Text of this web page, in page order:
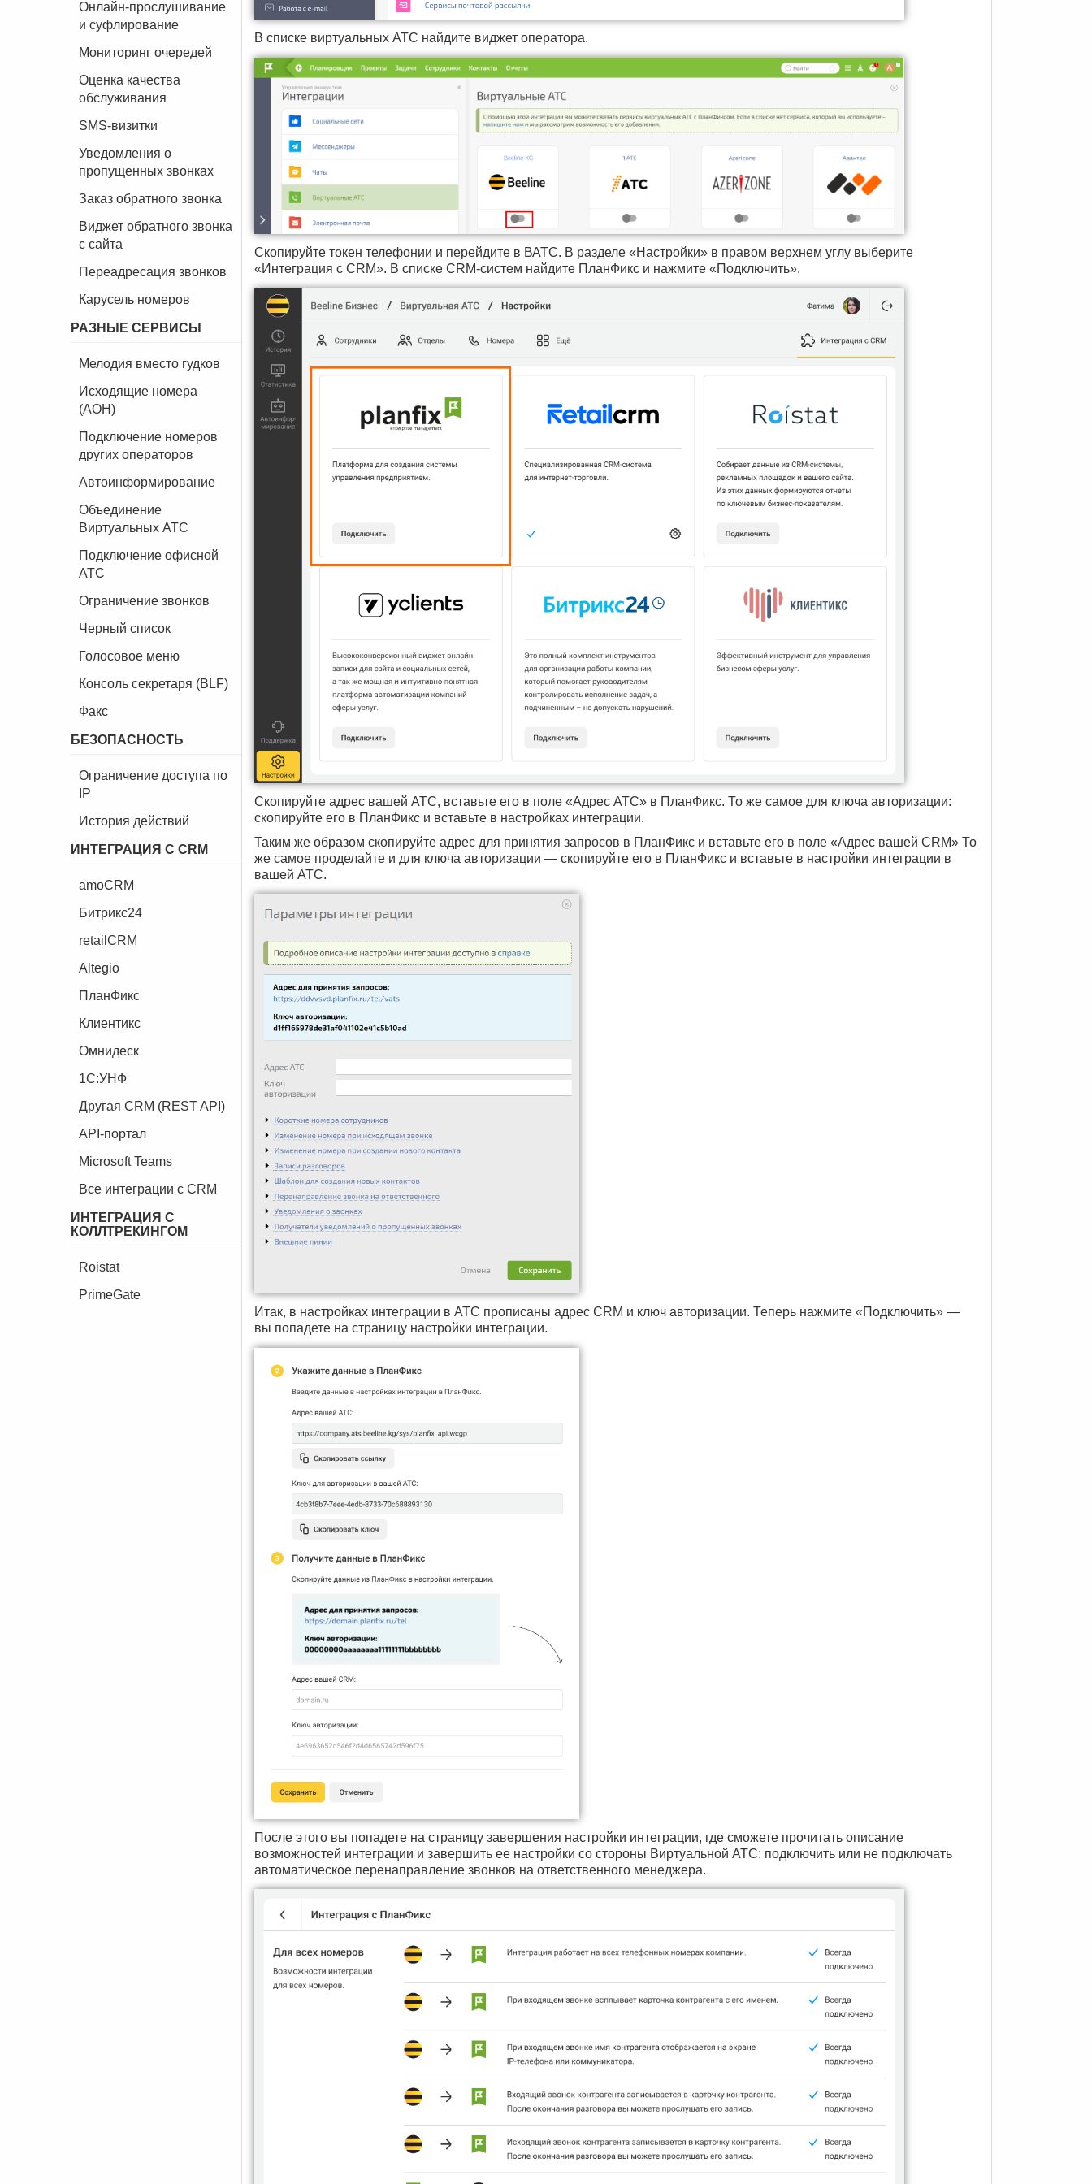
Онлайн-прослушивание
и суфлирование
Мониторинг очередей
Оценка качества
обслуживания
SMS-визитки
Уведомления о
пропущенных звонках
Заказ обратного звонка
Виджет обратного звонка
с сайта
Переадресация звонков
Карусель номеров
РАЗНЫЕ СЕРВИСЫ
Мелодия вместо гудков
Исходящие номера
(АОН)
Подключение номеров
других операторов
Автоинформирование
Объединение
Виртуальных АТС
Подключение офисной
АТС
Ограничение звонков
Черный список
Голосовое меню
Консоль секретаря (BLF)
Факс
БЕЗОПАСНОСТЬ
Ограничение доступа по
IP
История действий
ИНТЕГРАЦИЯ С CRM
amoCRM
Битрикс24
retailCRM
Altegio
ПланФикс
Клиентикс
Омнидеск
1C:УНФ
Другая CRM (REST API)
API-портал
Microsoft Teams
Все интеграции с CRM
ИНТЕГРАЦИЯ С
КОЛЛТРЕКИНГОМ
Roistat
PrimeGate
В списке виртуальных АТС найдите виджет оператора.
Скопируйте токен телефонии и перейдите в ВАТС. В разделе «Настройки» в правом верхнем углу выберите
«Интеграция с CRM». В списке CRM-систем найдите ПланФикс и нажмите «Подключить».
Скопируйте адрес вашей АТС, вставьте его в поле «Адрес АТС» в ПланФикс. То же самое для ключа авторизации:
скопируйте его в ПланФикс и вставьте в настройках интеграции.
Таким же образом скопируйте адрес для принятия запросов в ПланФикс и вставьте его в поле «Адрес вашей CRM» То
же самое проделайте и для ключа авторизации — скопируйте его в ПланФикс и вставьте в настройки интеграции в
вашей АТС.
Итак, в настройках интеграции в АТС прописаны адрес CRM и ключ авторизации. Теперь нажмите «Подключить» —
вы попадете на страницу настройки интеграции.
После этого вы попадете на страницу завершения настройки интеграции, где сможете прочитать описание
возможностей интеграции и завершить ее настройки со стороны Виртуальной АТС: подключить или не подключать
автоматическое перенаправление звонков на ответственного менеджера.